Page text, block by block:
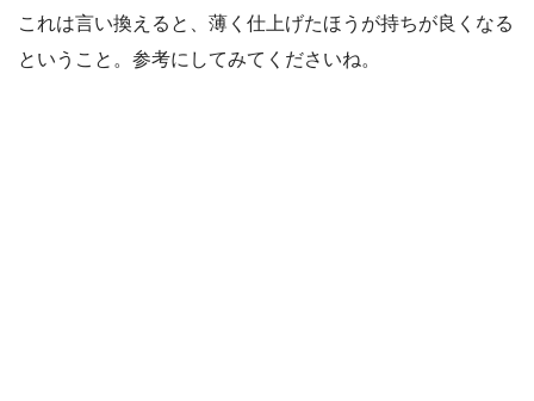
もあります。ポイントとして、厚めに塗ってあるほうがオ
フしやすいです。逆に、薄く仕上げた場合だとオフしづら